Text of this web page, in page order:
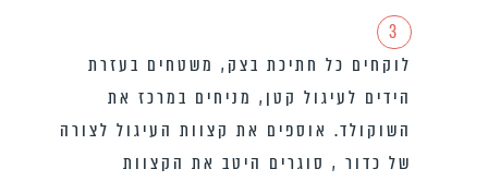
3
לוקחים כל חתיכת בצק, משטחים בעזרת
הידים לעיגול קטן, מניחים במרכז את
השוקולד. אוספים את קצוות העיגול לצורה
של כדור , סוגרים היטב את הקצוות